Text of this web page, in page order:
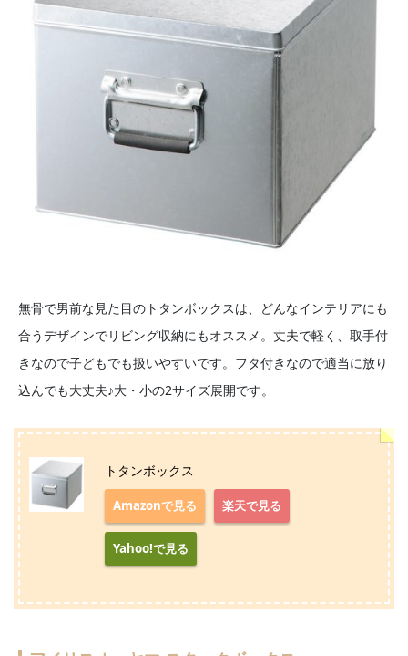
無骨で男前な見た目のトタンボックスは、どんなインテリアにも
合うデザインでリビング収納にもオススメ。丈夫で軽く、取手付
きなので子どもでも扱いやすいです。フタ付きなので適当に放り
込んでも大丈夫♪大・小の2サイズ展開です。
トタンボックス
Amazonで見る 楽天で見る
Yahoo!で見る